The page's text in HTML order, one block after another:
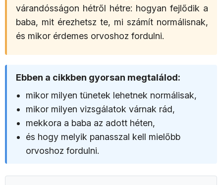
várandósságon hétről hétre: hogyan fejlődik a
baba, mit érezhetsz te, mi számít normálisnak,
és mikor érdemes orvoshoz fordulni.
Ebben a cikkben gyorsan megtalálod:
mikor milyen tünetek lehetnek normálisak,
mikor milyen vizsgálatok várnak rád,
mekkora a baba az adott héten,
és hogy melyik panasszal kell mielőbb
orvoshoz fordulni.